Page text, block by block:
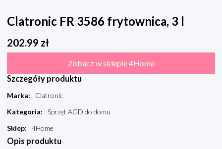
Clatronic FR 3586 frytownica, 3 l
202.99 zł
Zobacz w sklepie 4Home
Szczegóły produktu
Marka:
Clatronic
Kategoria:
Sprzęt AGD do domu
Sklep: 4Home
Opis produktu